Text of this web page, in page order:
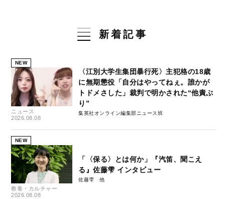
新着記事
NEW
ニュース
2026.08.08
〈江別大学生集団暴行死〉主犯格の18歳
に無期懲役「自分はやってねぇ。誰かが
トドメさした」裁判で明かされた“他責ぶ
り”
集英社オンライン編集部ニュース班
NEW
教養・カルチャー
2026.08.08
「〈保る〉とは何か」『汽笛、聞こえ
る』佐藤雫 インタビュー
佐藤雫